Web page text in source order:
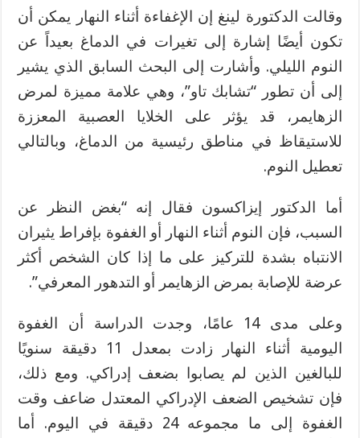
وقالت الدكتورة لينغ إن الإغفاءة أثناء النهار يمكن أن
تكون أيضًا إشارة إلى تغيرات في الدماغ بعيداً عن
النوم الليلي. وأشارت إلى البحث السابق الذي يشير
إلى أن تطور “تشابك تاو”، وهي علامة مميزة لمرض
الزهايمر، قد يؤثر على الخلايا العصبية المعززة
للاستيقاظ في مناطق رئيسية من الدماغ، وبالتالي
تعطيل النوم.
أما الدكتور إيزاكسون فقال إنه “بغض النظر عن
السبب، فإن النوم أثناء النهار أو الغفوة بإفراط يثيران
الانتباه بشدة للتركيز على ما إذا كان الشخص أكثر
عرضة للإصابة بمرض الزهايمر أو التدهور المعرفي”.
وعلى مدى 14 عامًا، وجدت الدراسة أن الغفوة
اليومية أثناء النهار زادت بمعدل 11 دقيقة سنويًا
للبالغين الذين لم يصابوا بضعف إدراكي. ومع ذلك،
فإن تشخيص الضعف الإدراكي المعتدل ضاعف وقت
الغفوة إلى ما مجموعه 24 دقيقة في اليوم. أما